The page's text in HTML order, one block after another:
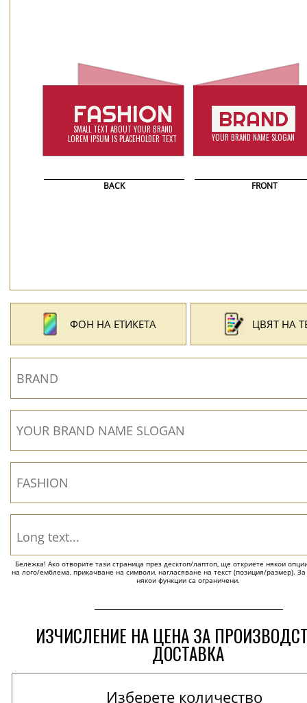
FRONT
BACK
ФОН НА ЕТИКЕТА ЦВЯТ НА
Бележка! Ако отворите тази страница през десктоп/лаптоп, ще откриете някои
на лого/емблема, прикачване на символи, нагласяване на текст (позиция/размер).
някои функции са ограничени.
ИЗЧИСЛЕНИЕ НА ЦЕНА ЗА
ДОСТАВКА